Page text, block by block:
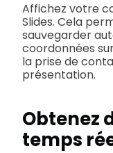
Affichez votre
Slides. Cela
sauvegarder
coordonnées
la prise de
présentation.
Obtenez
temps